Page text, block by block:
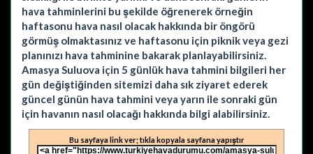
hava tahminlerini bu şekilde öğrenerek örneğin
haftasonu hava nasıl olacak hakkında bir öngörü
görmüş olmaktasınız ve haftasonu için piknik veya gezi
planınızı hava tahminine bakarak planlayabilirsiniz.
Amasya Suluova için 5 günlük hava tahmini bilgileri her
gün değiştiğinden sitemizi daha sık ziyaret ederek
güncel günün hava tahmini veya yarın ile sonraki gün
için havanın nasıl olacağı hakkında bilgi alabilirsiniz.
Bu sayfaya link ver; tıkla kopyala sayfana yapıştır